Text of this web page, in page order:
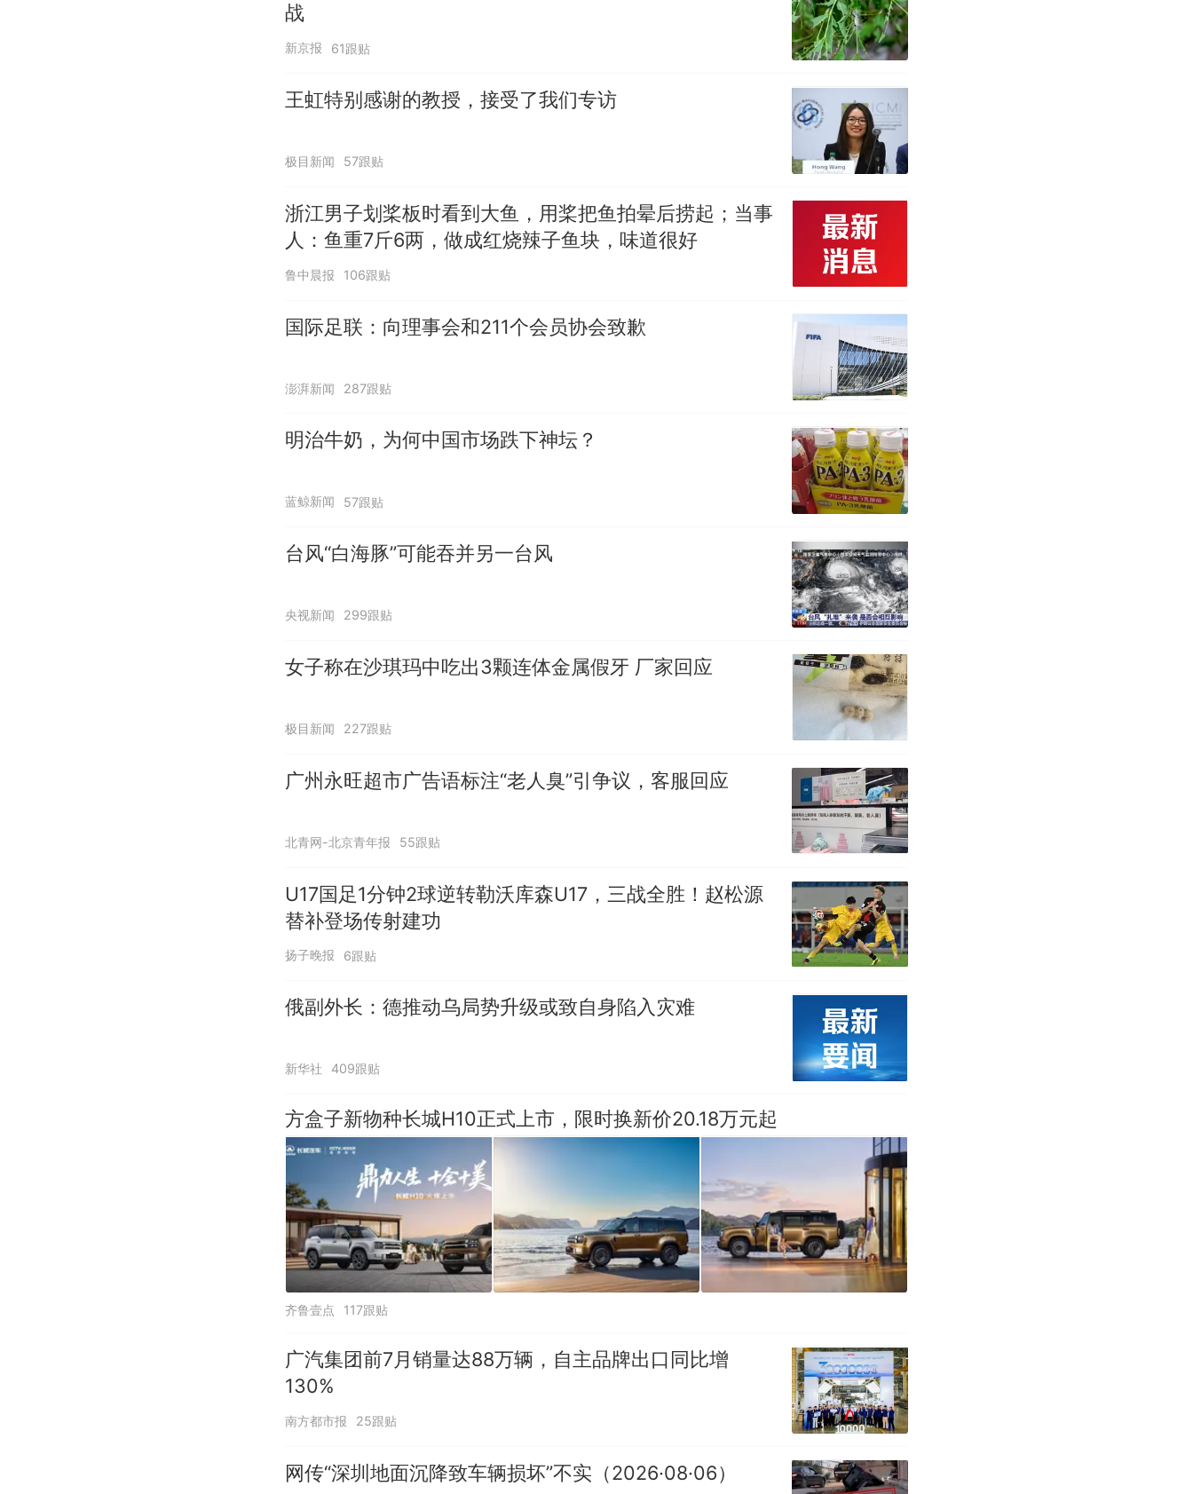
战
新京报 61跟贴
王虹特别感谢的教授，接受了我们专访
极目新闻 57跟贴
浙江男子划桨板时看到大鱼，用桨把鱼拍晕后捞起；当事
人：鱼重7斤6两，做成红烧辣子鱼块，味道很好
鲁中晨报 106跟贴
国际足联：向理事会和211个会员协会致歉
澎湃新闻 287跟贴
明治牛奶，为何中国市场跌下神坛？
蓝鲸新闻 57跟贴
台风“白海豚”可能吞并另一台风
央视新闻 299跟贴
女子称在沙琪玛中吃出3颗连体金属假牙 厂家回应
极目新闻 227跟贴
广州永旺超市广告语标注“老人臭”引争议，客服回应
北青网-北京青年报 55跟贴
U17国足1分钟2球逆转勒沃库森U17，三战全胜！赵松源
替补登场传射建功
扬子晚报 6跟贴
俄副外长：德推动乌局势升级或致自身陷入灾难
新华社 409跟贴
方盒子新物种长城H10正式上市，限时换新价20.18万元起
齐鲁壹点 117跟贴
广汽集团前7月销量达88万辆，自主品牌出口同比增
130%
南方都市报 25跟贴
网传“深圳地面沉降致车辆损坏”不实（2026·08·06）